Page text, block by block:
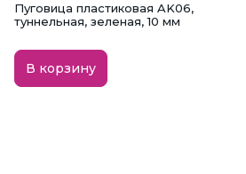
Пуговица пластиковая AK06,
туннельная, зеленая, 10 мм
В корзину